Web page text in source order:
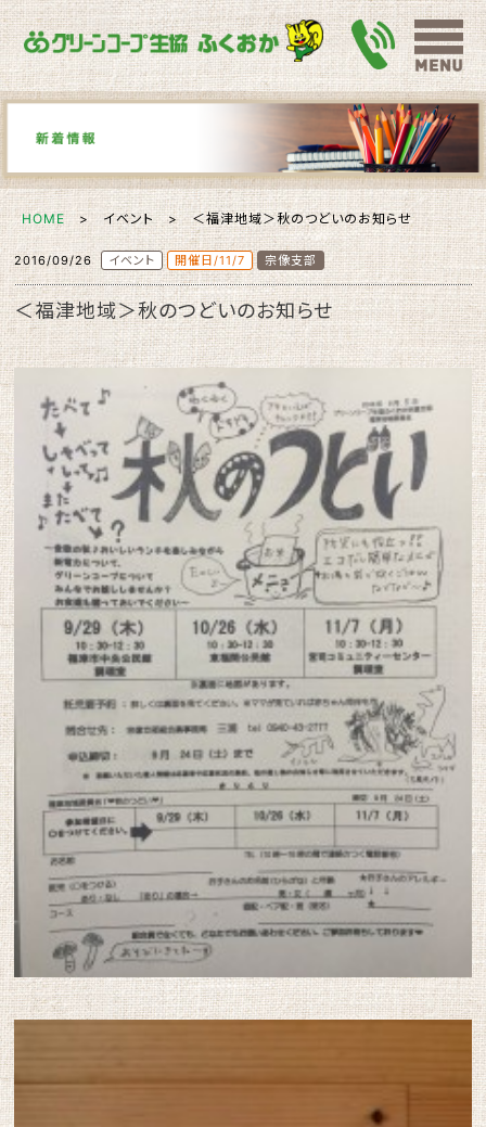
HOME> イベント > ＜福津地域＞秋のつどいのお知らせ
2016/09/26 イベント 開催日/11/7 宗像支部
＜福津地域＞秋のつどいのお知らせ